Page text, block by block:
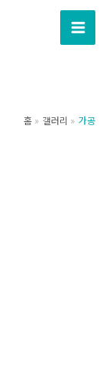
홈 갤러리 가공